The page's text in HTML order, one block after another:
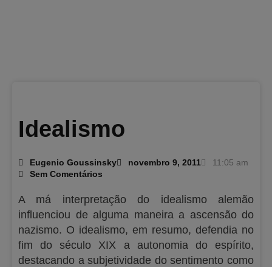
Idealismo
Eugenio Goussinsky novembro 9, 2011
11:05 am
Sem Comentários
A má interpretação do idealismo alemão
influenciou de alguma maneira a ascensão do
nazismo. O idealismo, em resumo, defendia no
fim do século XIX a autonomia do espírito,
destacando a subjetividade do sentimento como